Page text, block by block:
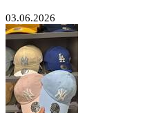
03.06.2026